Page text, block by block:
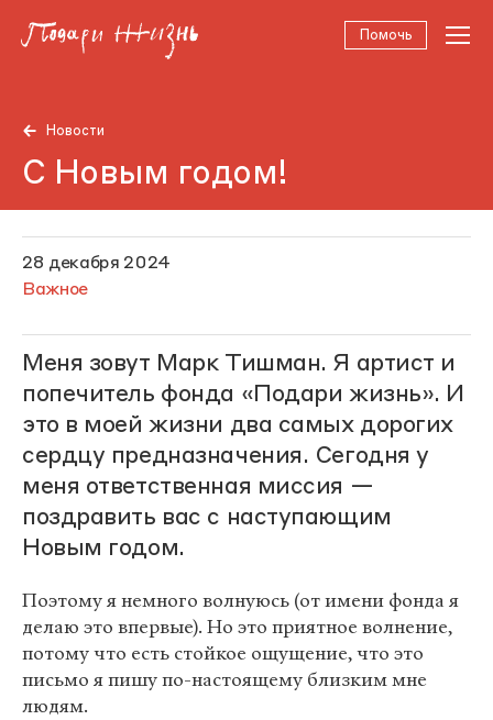
Помочь
Новости
С Новым годом!
28 декабря 2024
Важное
Меня зовут Марк Тишман. Я артист и
попечитель фонда «Подари жизнь». И
это в моей жизни два самых дорогих
сердцу предназначения. Сегодня у
меня ответственная миссия —
поздравить вас с наступающим
Новым годом.
Поэтому я немного волнуюсь (от имени фонда я
делаю это впервые). Но это приятное волнение,
потому что есть стойкое ощущение, что это
письмо я пишу по-настоящему близким мне
людям.